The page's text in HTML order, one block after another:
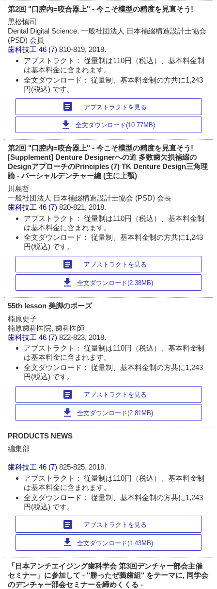
第2回 "口腔内=咬合器上" - 今こそ模型の精度を見直そう!
黒松慎司
Dental Digital Science, 一般社団法人 日本補綴構造設計士協会
(PSD) 会員
歯科技工 46 (7)810-819, 2018.
アブストラクト： 従量制は110円（税込）、基本料金制
は基本料金に含まれます。
全文ダウンロード： 従量制、基本料金制の方共に1,243
円(税込) です。
article アブストラクトを見る
download 全文ダウンロード(10.77MB)
第2回 "口腔内=咬合器上" - 今こそ模型の精度を見直そう!
[Supplement] Denture Designerへの道 多数歯欠損補綴の
DesignアプローチのPrinciples (7) TK Denture Design三角理
論 - パーシャルデンチャー編 (主に上顎)
川島哲
一般社団法人 日本補綴構造設計士協会 (PSD) 会長
歯科技工 46 (7)820-821, 2018.
アブストラクト： 従量制は110円（税込）、基本料金制
は基本料金に含まれます。
全文ダウンロード： 従量制、基本料金制の方共に1,243
円(税込) です。
article アブストラクトを見る
download 全文ダウンロード(2.38MB)
55th lesson 美脚のポーズ
楠原史子
楠原歯科医院, 歯科医師
歯科技工 46 (7)822-823, 2018.
アブストラクト： 従量制は110円（税込）、基本料金制
は基本料金に含まれます。
全文ダウンロード： 従量制、基本料金制の方共に1,243
円(税込) です。
article アブストラクトを見る
download 全文ダウンロード(2.81MB)
PRODUCTS NEWS
編集部
歯科技工 46 (7)825-825, 2018.
アブストラクト： 従量制は110円（税込）、基本料金制
は基本料金に含まれます。
全文ダウンロード： 従量制、基本料金制の方共に1,243
円(税込) です。
article アブストラクトを見る
download 全文ダウンロード(1.43MB)
「日本アンチエイジング歯科学会 第3回デンチャー部会主催
セミナー」に参加して - "勝ったぜ義歯組" をテーマに, 同学会
のデンチャー部会セミナーを締めくくる -